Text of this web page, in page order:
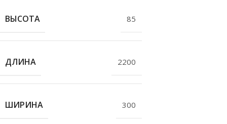
ВЫСОТА 85
ДЛИНА 2200
ШИРИНА 300